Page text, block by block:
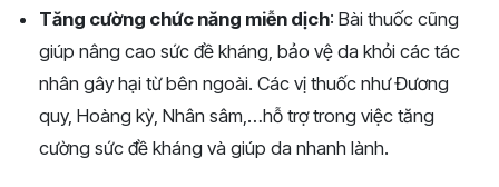
Tăng cường chức năng miễn dịch: Bài thuốc cũng
giúp nâng cao sức đề kháng, bảo vệ da khỏi các tác
nhân gây hại từ bên ngoài. Các vị thuốc như Đương
quy, Hoàng kỳ, Nhân sâm,…hỗ trợ trong việc tăng
cường sức đề kháng và giúp da nhanh lành.